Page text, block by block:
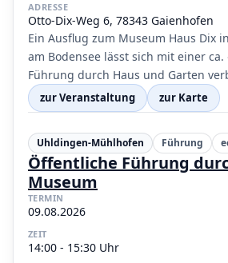
ADRESSE
Otto-Dix-Weg 6, 78343 Gaienhofen
Ein Ausflug zum Museum Haus Dix
am Bodensee lässt sich mit einer
Führung durch Haus und Garten
zur Veranstaltung zur Karte
Uhldingen-Mühlhofen Führung
Öffentliche Führung
Museum
TERMIN
09.08.2026
ZEIT
14:00 - 15:30 Uhr